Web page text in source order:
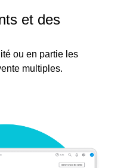
et des
ou en partie les
multiples.